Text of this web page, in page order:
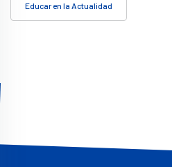
Educar en la Actualidad